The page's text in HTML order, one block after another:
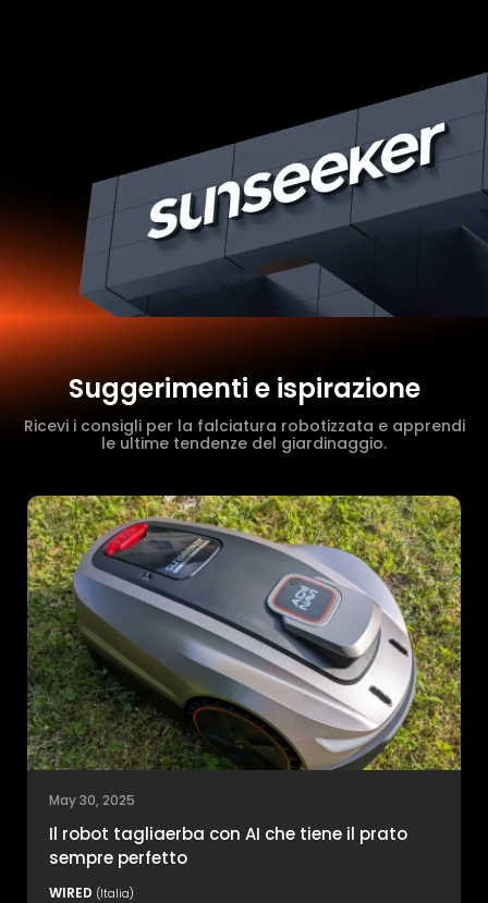
Suggerimenti e ispirazione
Ricevi i consigli per la falciatura robotizzata e apprendi
le ultime tendenze del giardinaggio.
May 30, 2025
Il robot tagliaerba con AI che tiene il prato
sempre perfetto
WIRED (Italia)